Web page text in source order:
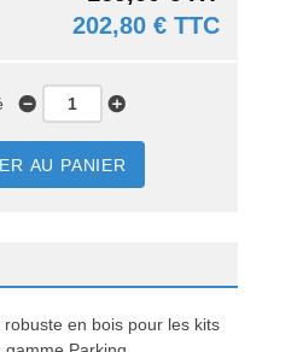
202,80 € TTC
AU PANIER
en bois pour les kits